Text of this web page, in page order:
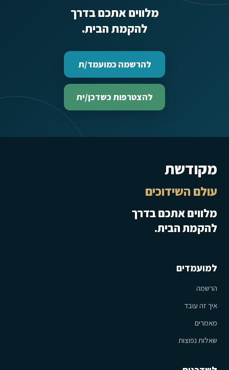
מלווים אתכם בדרך
להקמת הבית.
להרשמה כמועמד/ת
להצטרפות כשדכן/ית
מקודשת
עולם השידוכים
מלווים אתכם בדרך
להקמת הבית.
למועמדים
הרשמה
איך זה עובד
מאמרים
שאלות נפוצות